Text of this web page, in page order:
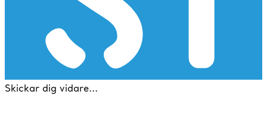
Skickar dig vidare...